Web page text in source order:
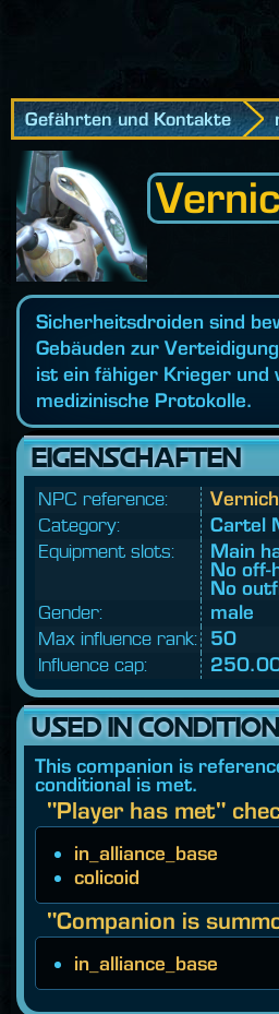
Gefährten und Kontakte
Sicherheitsdroiden sind
Gebäuden zur
ist ein fähiger Krieger und
medizinische Protokolle.
EIGENSCHAFTEN
NPC reference:
Category:
Cartel
Equipment slots:
Main
No off-
No
Gender:
male
Max influence rank:
50
Influence cap:
USED IN
This companion is
conditional is met.
"Player has met"
in_alliance_base
colicoid
"Companion is
in_alliance_base